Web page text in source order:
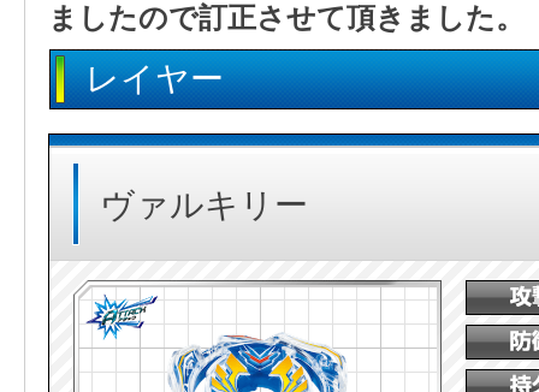
ましたので訂正させて頂きました。
レイヤー
ヴァルキリー